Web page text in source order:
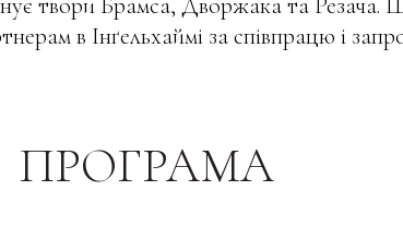
твори Брамса, Дворжака та Резача.
в Інґельхаймі за співпрацю і
ПРОГРАМА